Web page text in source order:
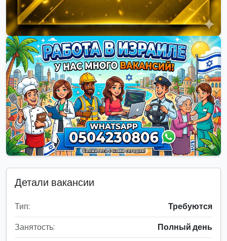
Детали вакансии
Тип:
Требуются
Занятость:
Полный день